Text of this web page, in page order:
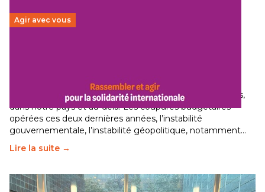
Agir avec vous
Le secteur humanitaire connaît des difficultés profondes,
dans notre pays et au-delà. Les coupures budgétaires
opérées ces deux dernières années, l’instabilité
gouvernementale, l’instabilité géopolitique, notamment…
Lire la suite →